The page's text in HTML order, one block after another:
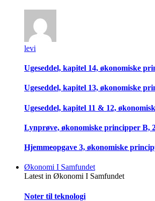
levi
Ugeseddel, kapitel 14, økonomiske
Ugeseddel, kapitel 13, økonomiske
Ugeseddel, kapitel 11 & 12,
Lynprøve, økonomiske principper B,
Hjemmeopgave 3, økonomiske
Økonomi I Samfundet
Latest in Økonomi I Samfundet
Noter til teknologi